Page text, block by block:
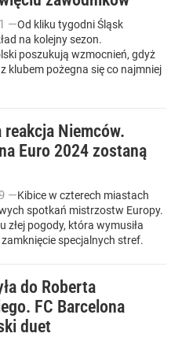
—Od kliku tygodni Śląsk
na kolejny sezon.
poszukują wzmocnień, gdyż
klubem pożegna się co najmniej
reakcja Niemców.
Euro 2024 zostaną
—Kibice w czterech miastach
spotkań mistrzostw Europy.
złej pogody, która wymusiła
specjalnych stref.
do Roberta
FC Barcelona
duet